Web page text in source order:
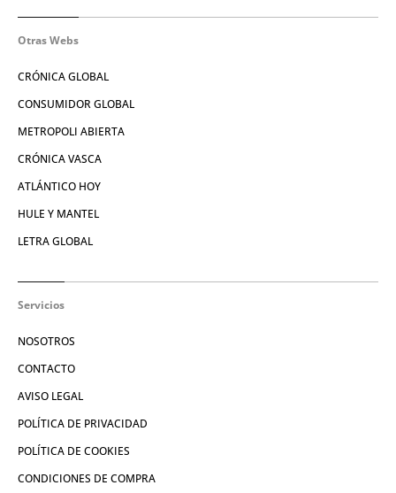
Otras Webs
CRÓNICA GLOBAL
CONSUMIDOR GLOBAL
METROPOLI ABIERTA
CRÓNICA VASCA
ATLÁNTICO HOY
HULE Y MANTEL
LETRA GLOBAL
Servicios
NOSOTROS
CONTACTO
AVISO LEGAL
POLÍTICA DE PRIVACIDAD
POLÍTICA DE COOKIES
CONDICIONES DE COMPRA